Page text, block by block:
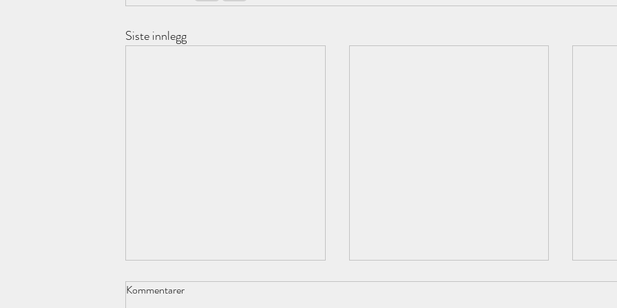
Siste innlegg
Kommentarer